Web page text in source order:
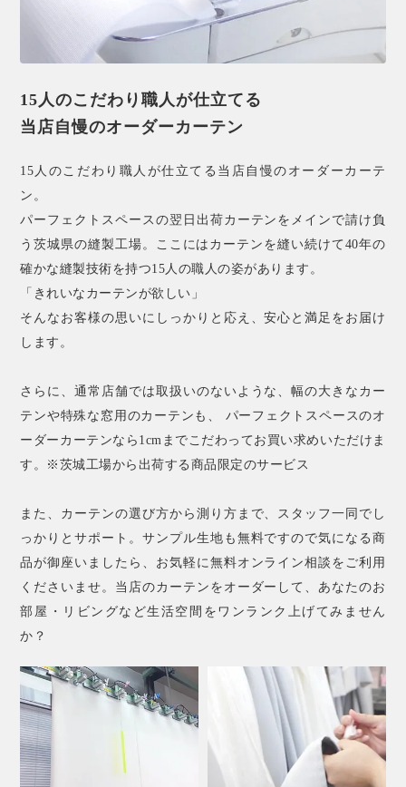
15人のこだわり職人が仕立てる
当店自慢のオーダーカーテン
15人のこだわり職人が仕立てる当店自慢のオーダーカーテ
ン。
パーフェクトスペースの翌日出荷カーテンをメインで請け負
う茨城県の縫製工場。ここにはカーテンを縫い続けて40年の
確かな縫製技術を持つ15人の職人の姿があります。
「きれいなカーテンが欲しい」
そんなお客様の思いにしっかりと応え、安心と満足をお届け
します。
さらに、通常店舗では取扱いのないような、幅の大きなカー
テンや特殊な窓用のカーテンも、 パーフェクトスペースのオ
ーダーカーテンなら1cmまでこだわってお買い求めいただけま
す。※茨城工場から出荷する商品限定のサービス
また、カーテンの選び方から測り方まで、スタッフ一同でし
っかりとサポート。サンプル生地も無料ですので気になる商
品が御座いましたら、お気軽に無料オンライン相談をご利用
くださいませ。当店のカーテンをオーダーして、あなたのお
部屋・リビングなど生活空間をワンランク上げてみません
か？